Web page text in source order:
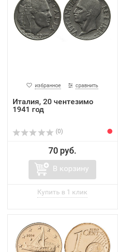
избранное сравнить
Италия, 20 чентезимо
1941 год
(0)
70 руб.
В корзину